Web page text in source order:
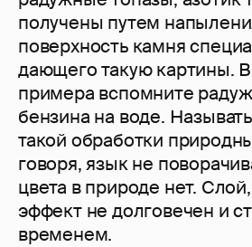
получены путем
поверхность камня
дающего такую картины.
примера вспомните
бензина на воде.
такой обработки
говоря, язык не
цвета в природе нет.
эффект не долговечен и
временем.